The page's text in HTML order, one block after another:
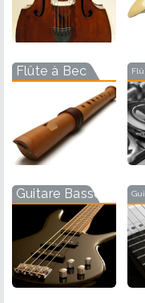
Flûte à Bec
Guitare Basse